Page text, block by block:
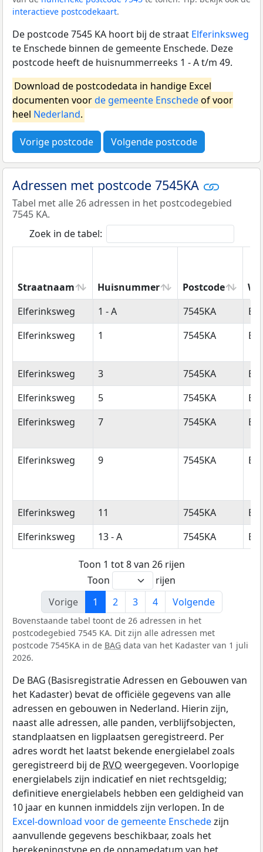
interactieve postcodekaart.
De postcode 7545 KA hoort bij de straat Elferinksweg
te Enschede binnen de gemeente Enschede. Deze
postcode heeft de huisnummerreeks 1 - A t/m 49.
Download de postcodedata in handige Excel
documenten voorde gemeente Enschedeof voor
heel Nederland.
Vorige postcode Volgende postcode
Adressen met postcode 7545KA
Tabel met alle 26 adressen in het postcodegebied
7545 KA.
Zoek in de tabel:
Straatnaam Huisnummer Postcode
Straatnaam
Huisnummer Postcode
Elferinksweg 1 - A 7545KA
Elferinksweg
1 7545KA
Elferinksweg 3 7545KA
Elferinksweg
5 7545KA
Elferinksweg
7 7545KA
Elferinksweg 9 7545KA
Elferinksweg 11 7545KA
Elferinksweg
13 - A 7545KA
Toon 1 tot 8 van 26 rijen
Toon
rijen
Vorige
1 2 3 4 Volgende
Bovenstaande tabel toont de 26 adressen in het
postcodegebied 7545 KA. Dit zijn alle adressen met
postcode 7545KA in de BAG data van het Kadaster van 1 juli
2026.
De BAG (Basisregistratie Adressen en Gebouwen van
het Kadaster) bevat de officiële gegevens van alle
adressen en gebouwen in Nederland. Hierin zijn,
naast alle adressen, alle panden, verblijfsobjecten,
standplaatsen en ligplaatsen geregistreerd. Per
adres wordt het laatst bekende energielabel zoals
geregistreerd bij de RVO weergegeven. Voorlopige
energielabels zijn indicatief en niet rechtsgeldig;
definitieve energielabels hebben een geldigheid van
10 jaar en kunnen inmiddels zijn verlopen. In de
Excel-download voor de gemeente Enschedezijn
aanvullende gegevens beschikbaar, zoals het